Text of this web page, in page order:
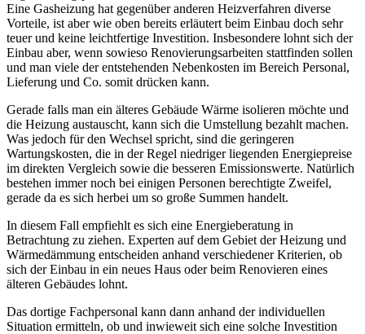
Eine Gasheizung hat gegenüber anderen Heizverfahren diverse
Vorteile, ist aber wie oben bereits erläutert beim Einbau doch sehr
teuer und keine leichtfertige Investition. Insbesondere lohnt sich der
Einbau aber, wenn sowieso Renovierungsarbeiten stattfinden sollen
und man viele der entstehenden Nebenkosten im Bereich Personal,
Lieferung und Co. somit drücken kann.
Gerade falls man ein älteres Gebäude Wärme isolieren möchte und
die Heizung austauscht, kann sich die Umstellung bezahlt machen.
Was jedoch für den Wechsel spricht, sind die geringeren
Wartungskosten, die in der Regel niedriger liegenden Energiepreise
im direkten Vergleich sowie die besseren Emissionswerte. Natürlich
bestehen immer noch bei einigen Personen berechtigte Zweifel,
gerade da es sich herbei um so große Summen handelt.
In diesem Fall empfiehlt es sich eine Energieberatung in
Betrachtung zu ziehen. Experten auf dem Gebiet der Heizung und
Wärmedämmung entscheiden anhand verschiedener Kriterien, ob
sich der Einbau in ein neues Haus oder beim Renovieren eines
älteren Gebäudes lohnt.
Das dortige Fachpersonal kann dann anhand der individuellen
Situation ermitteln, ob und inwieweit sich eine solche Investition